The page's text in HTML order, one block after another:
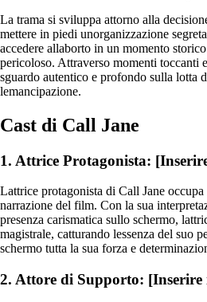
La trama si sviluppa attorno alla
mettere in piedi unorganizzazione
accedere allaborto in un momento
pericoloso. Attraverso momenti toccanti
sguardo autentico e profondo sulla lotta
lemancipazione.
Cast di Call Jane
1. Attrice Protagonista:
Lattrice protagonista di Call Jane
narrazione del film. Con la sua
presenza carismatica sullo schermo,
magistrale, catturando lessenza del suo
schermo tutta la sua forza e
2. Attore di Supporto: